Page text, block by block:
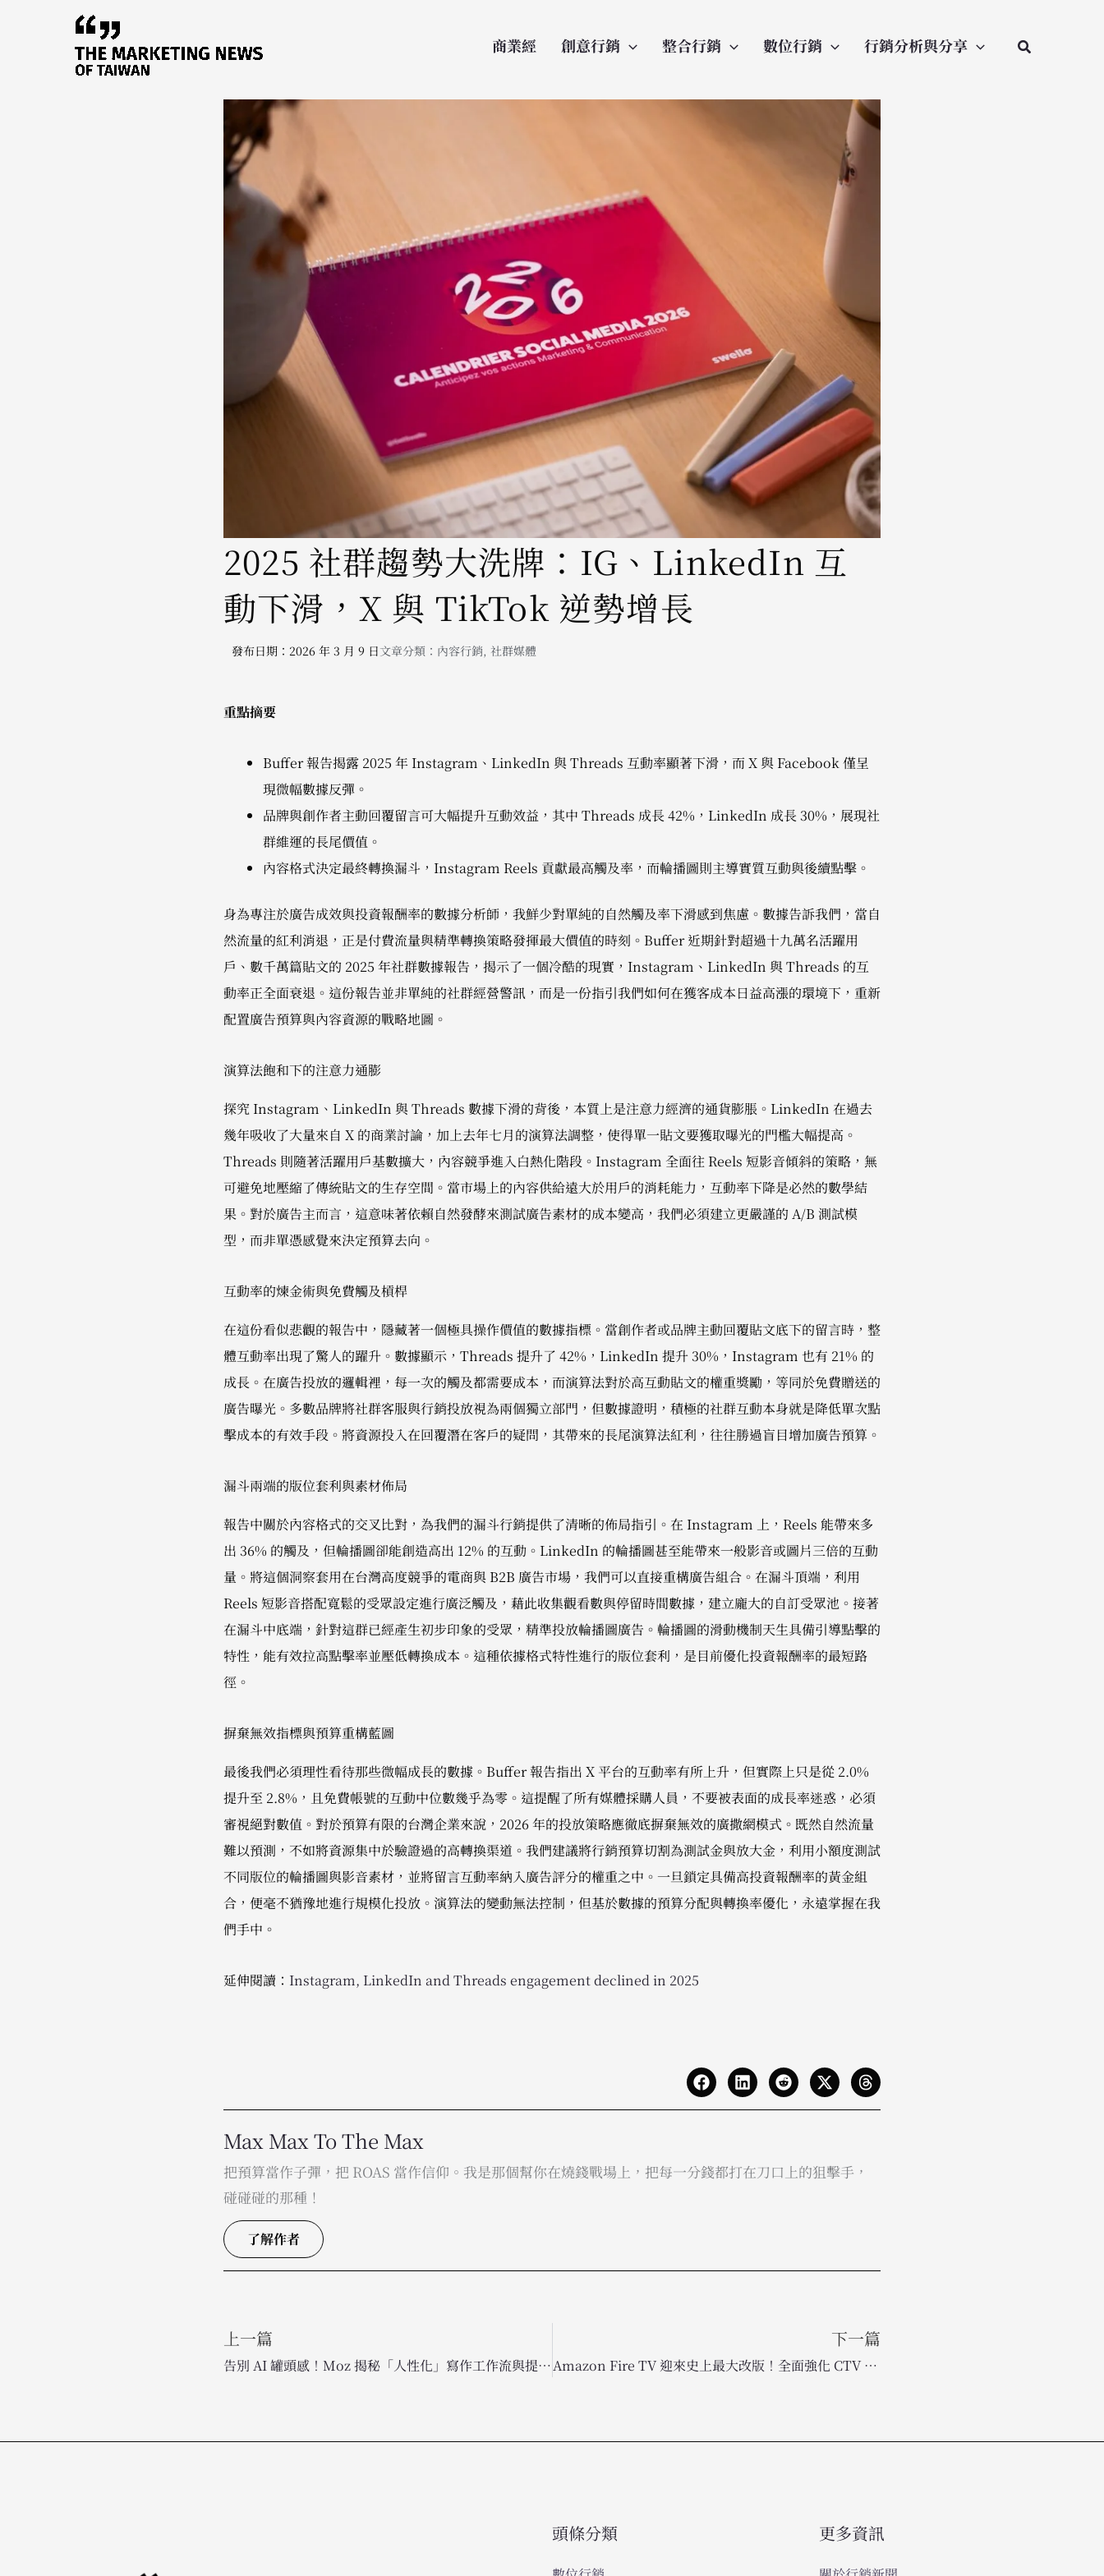
商業經 創意行銷 整合行銷 數位行銷 行銷分析與分享
2025 社群趨勢大洗牌：IG、LinkedIn 互
動下滑，X 與 TikTok 逆勢增長
發布日期：2026 年 3 月 9 日文章分類： 內容行銷, 社群媒體
重點摘要
Buffer 報告揭露 2025 年 Instagram、LinkedIn 與 Threads 互動率顯著下滑，而 X 與 Facebook 僅呈
現微幅數據反彈。
品牌與創作者主動回覆留言可大幅提升互動效益，其中 Threads 成長 42%，LinkedIn 成長 30%，展現社
群維運的長尾價值。
內容格式決定最終轉換漏斗，Instagram Reels 貢獻最高觸及率，而輪播圖則主導實質互動與後續點擊。
身為專注於廣告成效與投資報酬率的數據分析師，我鮮少對單純的自然觸及率下滑感到焦慮。數據告訴我們，當自
然流量的紅利消退，正是付費流量與精準轉換策略發揮最大價值的時刻。Buffer 近期針對超過十九萬名活躍用
戶、數千萬篇貼文的 2025 年社群數據報告，揭示了一個冷酷的現實，Instagram、LinkedIn 與 Threads 的互
動率正全面衰退。這份報告並非單純的社群經營警訊，而是一份指引我們如何在獲客成本日益高漲的環境下，重新
配置廣告預算與內容資源的戰略地圖。
演算法飽和下的注意力通膨
探究 Instagram、LinkedIn 與 Threads 數據下滑的背後，本質上是注意力經濟的通貨膨脹。LinkedIn 在過去
幾年吸收了大量來自 X 的商業討論，加上去年七月的演算法調整，使得單一貼文要獲取曝光的門檻大幅提高。
Threads 則隨著活躍用戶基數擴大，內容競爭進入白熱化階段。Instagram 全面往 Reels 短影音傾斜的策略，無
可避免地壓縮了傳統貼文的生存空間。當市場上的內容供給遠大於用戶的消耗能力，互動率下降是必然的數學結
果。對於廣告主而言，這意味著依賴自然發酵來測試廣告素材的成本變高，我們必須建立更嚴謹的 A/B 測試模
型，而非單憑感覺來決定預算去向。
互動率的煉金術與免費觸及槓桿
在這份看似悲觀的報告中，隱藏著一個極具操作價值的數據指標。當創作者或品牌主動回覆貼文底下的留言時，整
體互動率出現了驚人的躍升。數據顯示，Threads 提升了 42%，LinkedIn 提升 30%，Instagram 也有 21% 的
成長。在廣告投放的邏輯裡，每一次的觸及都需要成本，而演算法對於高互動貼文的權重獎勵，等同於免費贈送的
廣告曝光。多數品牌將社群客服與行銷投放視為兩個獨立部門，但數據證明，積極的社群互動本身就是降低單次點
擊成本的有效手段。將資源投入在回覆潛在客戶的疑問，其帶來的長尾演算法紅利，往往勝過盲目增加廣告預算。
漏斗兩端的版位套利與素材佈局
報告中關於內容格式的交叉比對，為我們的漏斗行銷提供了清晰的佈局指引。在 Instagram 上，Reels 能帶來多
出 36% 的觸及，但輪播圖卻能創造高出 12% 的互動。LinkedIn 的輪播圖甚至能帶來一般影音或圖片三倍的互動
量。將這個洞察套用在台灣高度競爭的電商與 B2B 廣告市場，我們可以直接重構廣告組合。在漏斗頂端，利用
Reels 短影音搭配寬鬆的受眾設定進行廣泛觸及，藉此收集觀看數與停留時間數據，建立龐大的自訂受眾池。接著
在漏斗中底端，針對這群已經產生初步印象的受眾，精準投放輪播圖廣告。輪播圖的滑動機制天生具備引導點擊的
特性，能有效拉高點擊率並壓低轉換成本。這種依據格式特性進行的版位套利，是目前優化投資報酬率的最短路
徑。
摒棄無效指標與預算重構藍圖
最後我們必須理性看待那些微幅成長的數據。Buffer 報告指出 X 平台的互動率有所上升，但實際上只是從 2.0%
提升至 2.8%，且免費帳號的互動中位數幾乎為零。這提醒了所有媒體採購人員，不要被表面的成長率迷惑，必須
審視絕對數值。對於預算有限的台灣企業來說，2026 年的投放策略應徹底摒棄無效的廣撒網模式。既然自然流量
難以預測，不如將資源集中於驗證過的高轉換渠道。我們建議將行銷預算切割為測試金與放大金，利用小額度測試
不同版位的輪播圖與影音素材，並將留言互動率納入廣告評分的權重之中。一旦鎖定具備高投資報酬率的黃金組
合，便毫不猶豫地進行規模化投放。演算法的變動無法控制，但基於數據的預算分配與轉換率優化，永遠掌握在我
們手中。
延伸閱讀： Instagram, LinkedIn and Threads engagement declined in 2025
Max Max To The Max
把預算當作子彈，把 ROAS 當作信仰。我是那個幫你在燒錢戰場上，把每一分錢都打在刀口上的狙擊手，
碰碰碰的那種！
了解作者
上一篇
告別 AI 罐頭感！Moz 揭秘「人性化」寫作工作流與提示詞全攻略
下一篇
Amazon Fire TV 迎來史上最大改版！全面強化 CTV 廣告佈局與導購體驗
頭條分類 更多資訊